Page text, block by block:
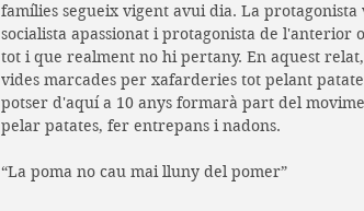
famílies segueix vigent avui dia. La
socialista apassionat i protagonista de l'anterior
tot i que realment no hi pertany. En aquest
vides marcades per xafarderies tot pelant
potser d'aquí a 10 anys formarà part del
pelar patates, fer entrepans i nadons.
“La poma no cau mai lluny del pomer”